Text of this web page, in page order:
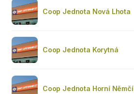
Coop Jednota Nová Lhota
Coop Jednota Korytná
Coop Jednota Horní Němčí